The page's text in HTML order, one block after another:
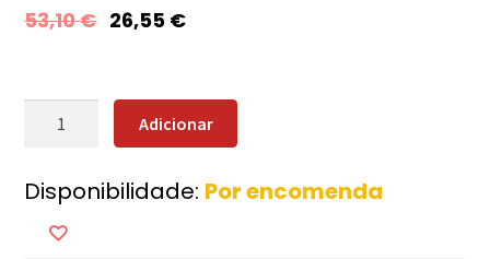
53,10€ 26,55 €
Quantidade
Fundação
Adicionar
Disponibilidade: Por encomenda